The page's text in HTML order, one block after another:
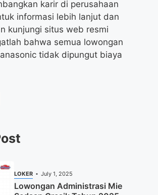
karir di perusahaan
informasi lebih lanjut dan
kunjungi situs web resmi
bahwa semua lowongan
tidak dipungut biaya
LOKER July 1, 2025
Lowongan Administrasi Mie